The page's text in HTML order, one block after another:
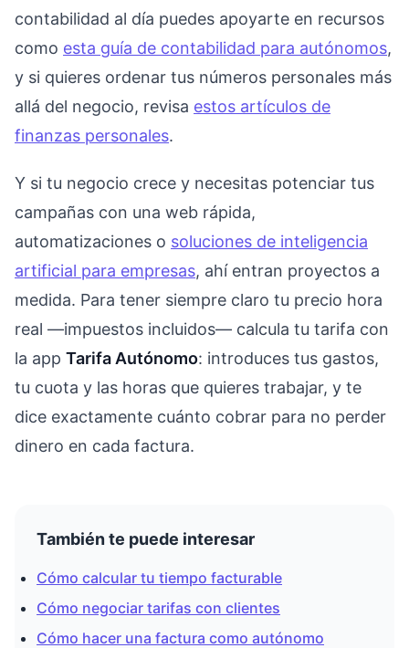
contabilidad al día puedes apoyarte en recursos
como esta guía de contabilidad para autónomos,
y si quieres ordenar tus números personales más
allá del negocio, revisa estos artículos de
finanzas personales.
Y si tu negocio crece y necesitas potenciar tus
campañas con una web rápida,
automatizaciones o soluciones de inteligencia
artificial para empresas, ahí entran proyectos a
medida. Para tener siempre claro tu precio hora
real —impuestos incluidos— calcula tu tarifa con
la app Tarifa Autónomo: introduces tus gastos,
tu cuota y las horas que quieres trabajar, y te
dice exactamente cuánto cobrar para no perder
dinero en cada factura.
También te puede interesar
Cómo calcular tu tiempo facturable
Cómo negociar tarifas con clientes
Cómo hacer una factura como autónomo